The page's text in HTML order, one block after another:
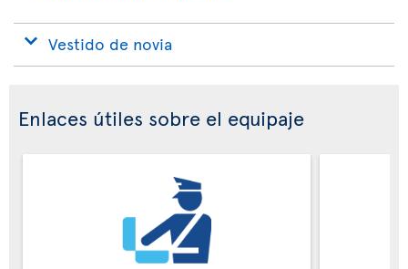
Vestido de novia
Enlaces útiles sobre el equipaje